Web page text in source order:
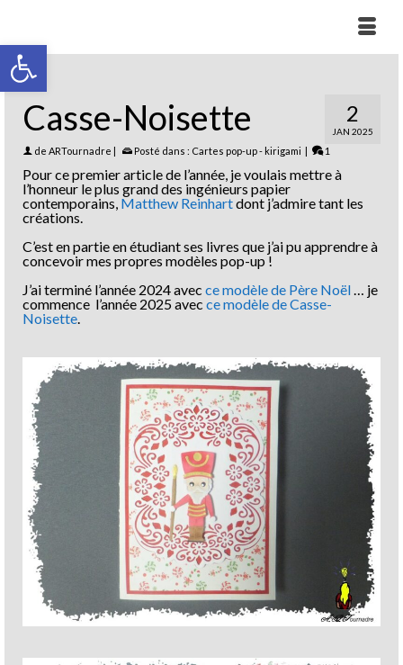
Ouvrir la barre d’outils
2
JAN 2025
Casse-Noisette
de ARTournadre | Posté dans : Cartes pop-up - kirigami | 1
Pour ce premier article de l’année, je voulais mettre à
l’honneur le plus grand des ingénieurs papier
contemporains, Matthew Reinhartdont j’admire tant les
créations.
C’est en partie en étudiant ses livres que j’ai pu apprendre à
concevoir mes propres modèles pop-up !
J’ai terminé l’année 2024 avec ce modèle de Père Noël… je
commence l’année 2025 avec ce modèle de Casse-
Noisette.